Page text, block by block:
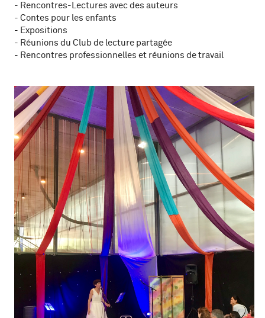
- Rencontres-Lectures avec des auteurs
- Contes pour les enfants
- Expositions
- Réunions du Club de lecture partagée
- Rencontres professionnelles et réunions de travail